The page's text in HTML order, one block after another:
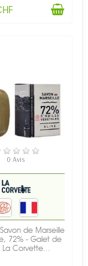
EN STOCK
0 Avis
de Marseille
72% - Galet de
Corvette...